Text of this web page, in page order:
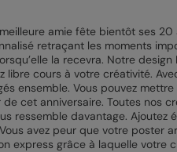
amie fête bientôt ses
retraçant les moments
la recevra. Notre
libre cours à votre créativité.
ensemble. Vous pouvez
de cet anniversaire. Toutes nos
ressemble davantage.
avez peur que votre poster
express grâce à laquelle votre